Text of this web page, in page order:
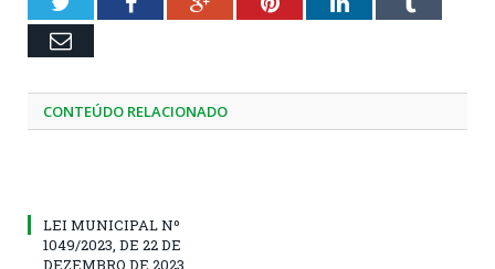
Email
CONTEÚDO RELACIONADO
LEI MUNICIPAL Nº
1049/2023, DE 22 DE